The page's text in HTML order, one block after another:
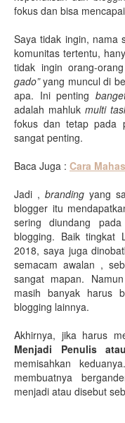
fokus dan bisa
Saya tidak ingin, nama
komunitas tertentu,
tidak ingin orang-orang
gado”yang muncul di
apa. Ini penting
adalah mahlukmulti
fokus dan tetap pada
sangat penting.
Baca Juga : Cara
Jadi ,brandingyang
blogger itu
sering diundang
blogging. Baik tingkat
2018, saya juga
semacam awalan ,
sangat mapan.
masih banyak harus
blogging lainnya.
Akhirnya, jika harus
Menjadi Penulis
memisahkan
membuatnya
menjadi atau disebut